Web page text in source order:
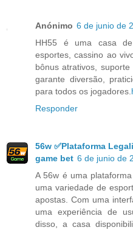
Anónimo 6 de junio de
HH55 é uma casa
esportes, cassino ao
bônus atrativos,
garante diversão,
para todos os jogadores.
Responder
56w ✅Plataforma
game bet 6 de junio de
A 56w é uma
uma variedade de
apostas. Com uma
uma experiência de
disso, a casa